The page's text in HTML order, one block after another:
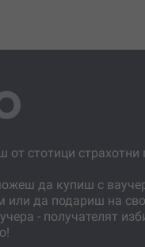
от стотици
да купиш с
или да подариш на
- получателят